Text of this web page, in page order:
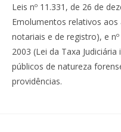
Leis nº 11.331, de 26 de
Emolumentos relativos
notariais e de registro), e
2003 (Lei da Taxa
públicos de natureza
providências.